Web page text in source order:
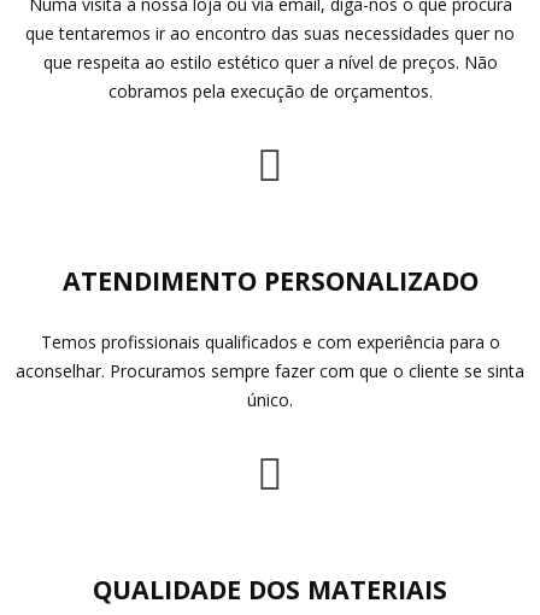
que tentaremos ir ao encontro das suas necessidades quer no
que respeita ao estilo estético quer a nível de preços. Não
cobramos pela execução de orçamentos.
ATENDIMENTO PERSONALIZADO
Temos profissionais qualificados e com experiência para o
aconselhar. Procuramos sempre fazer com que o cliente se sinta
único.
QUALIDADE DOS MATERIAIS